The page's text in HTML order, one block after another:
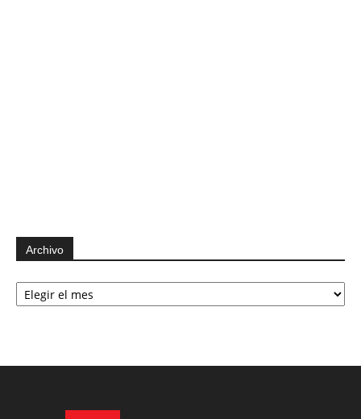
Archivo
Archivo